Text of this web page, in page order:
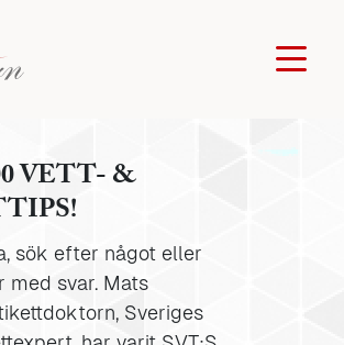
VETT- &
sök efter något eller
med svar. Mats
Sveriges